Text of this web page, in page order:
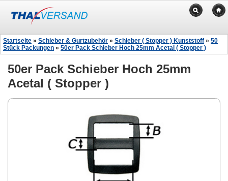
Startseite » Schieber & Gurtzubehör » Schieber ( Stopper ) Kunststoff » 50
Stück Packungen » 50er Pack Schieber Hoch 25mm Acetal ( Stopper )
50er Pack Schieber Hoch 25mm
Acetal ( Stopper )